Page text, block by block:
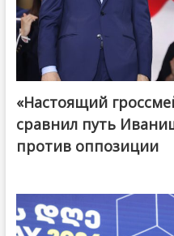
@ქართული ოცნება /
«Настоящий
сравнил путь
против оппозиции